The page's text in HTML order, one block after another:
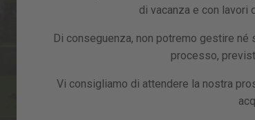
di vacanza e con lavori
Di conseguenza, non potremo gestire
processo,
Vi consigliamo di attendere la nostra